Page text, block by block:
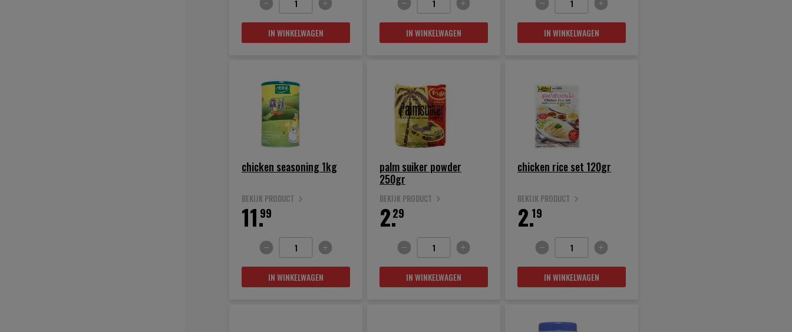
IN WINKELWAGEN IN WINKELWAGEN IN WINKELWAGEN
chicken seasoning 1kg
BEKIJK PRODUCT
99
11.
IN WINKELWAGEN
palm suiker powder
250gr
BEKIJK PRODUCT
29
2.
IN WINKELWAGEN
chicken rice set 120gr
BEKIJK PRODUCT
19
2.
IN WINKELWAGEN